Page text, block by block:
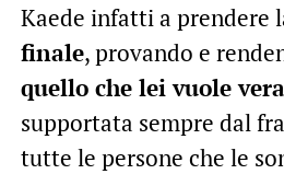
Kaede infatti a prendere
finale, provando e
quello che lei vuole
supportata sempre dal
tutte le persone che le